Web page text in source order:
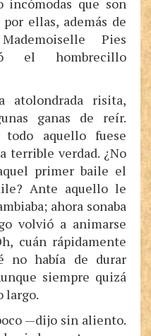
incómodas que son
ellas, además de
Pies
el hombrecillo
atolondrada risita,
ganas de reír.
aquello fuese
terrible verdad. ¿No
primer baile el
Ante aquello le
ahora sonaba
volvió a animarse
cuán rápidamente
no había de durar
siempre quizá
largo.
—dijo sin aliento.